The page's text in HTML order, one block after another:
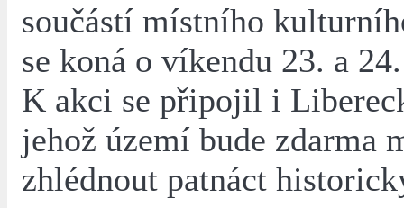
součástí místního
se koná o víkendu 23. a
K akci se připojil i
jehož území bude zdarma
zhlédnout patnáct